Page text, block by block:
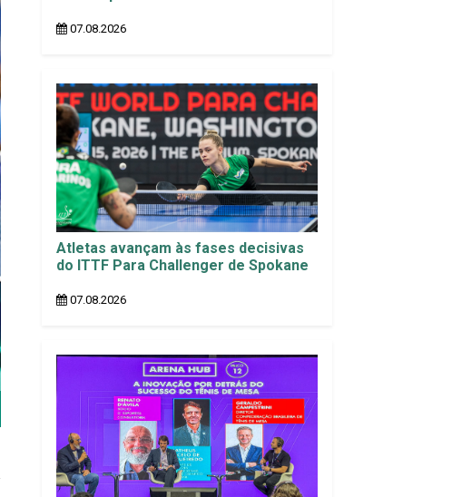
07.08.2026
Atletas avançam às fases decisivas
do ITTF Para Challenger de Spokane
07.08.2026